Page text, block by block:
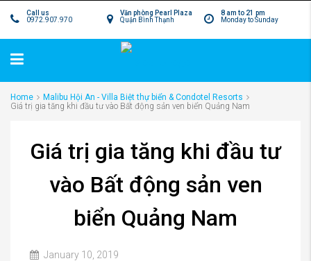
8 am to 21 pm
Monday to Sunday
Văn phòng Pearl Plaza
Quận Bình Thạnh
Call us
0972.907.970
Home
Malibu Hội An - Villa Biệt thự biển & Condotel Resorts
Giá trị gia tăng khi đầu tư vào Bất động sản ven biển Quảng Nam
Giá trị gia tăng khi đầu tư
vào Bất động sản ven
biển Quảng Nam
January 10, 2019